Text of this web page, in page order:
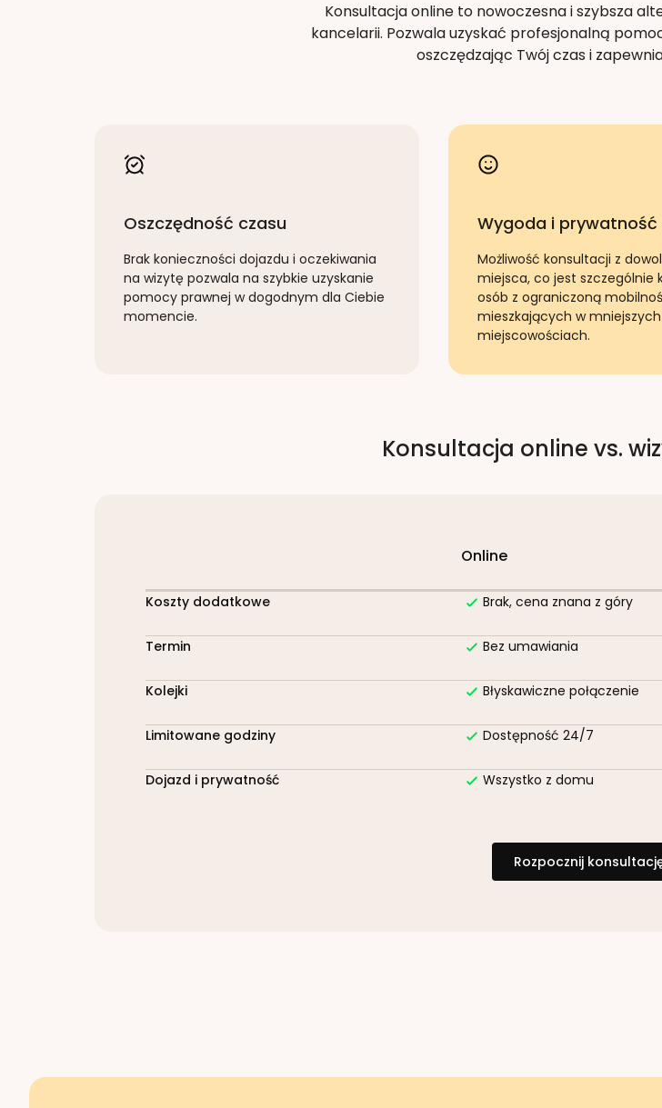
Konsultacja online to nowoczesna i szybsza
kancelarii. Pozwala uzyskać profesjonalną
oszczędzając Twój czas i
Oszczędność czasu
Brak konieczności dojazdu i oczekiwania
na wizytę pozwala na szybkie uzyskanie
pomocy prawnej w dogodnym dla Ciebie
momencie.
Wygoda i prywatność
Możliwość konsultacji z
miejsca, co jest szczególnie
osób z ograniczoną
mieszkających w mniejszych
miejscowościach.
Konsultacja online vs.
Online
Koszty dodatkowe Brak, cena znana z góry
Termin Bez umawiania
Kolejki Błyskawiczne połączenie
Limitowane godziny Dostępność 24/7
Dojazd i prywatność Wszystko z domu
Rozpocznij